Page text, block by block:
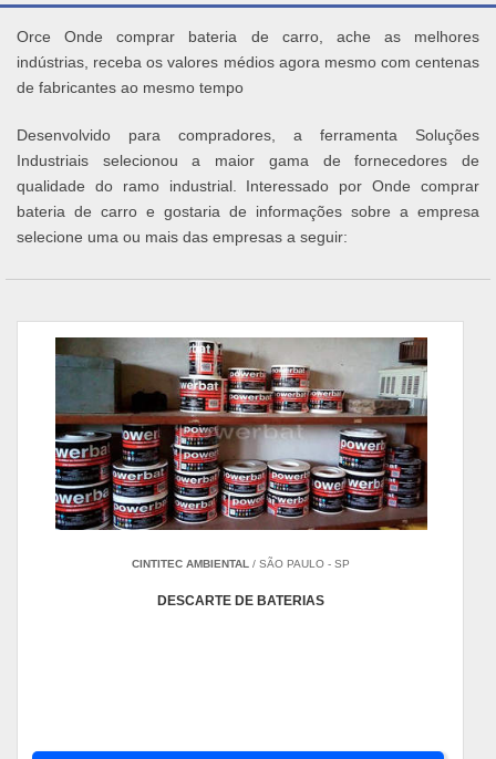
Orce Onde comprar bateria de carro, ache as melhores
indústrias, receba os valores médios agora mesmo com centenas
de fabricantes ao mesmo tempo
Desenvolvido para compradores, a ferramenta Soluções
Industriais selecionou a maior gama de fornecedores de
qualidade do ramo industrial. Interessado por Onde comprar
bateria de carro e gostaria de informações sobre a empresa
selecione uma ou mais das empresas a seguir:
CINTITEC AMBIENTAL / SÃO PAULO - SP
DESCARTE DE BATERIAS